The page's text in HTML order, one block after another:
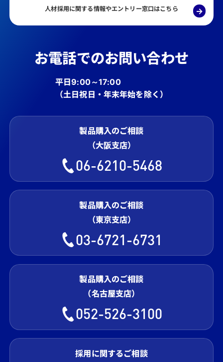
人材採用に関する情報やエントリー窓口はこちら →
お電話でのお問い合わせ
平日9:00～17:00
（土日祝日・年末年始を除く）
製品購入のご相談
（大阪支店）
06-6210-5468
製品購入のご相談
（東京支店）
03-6721-6731
製品購入のご相談
（名古屋支店）
052-526-3100
採用に関するご相談